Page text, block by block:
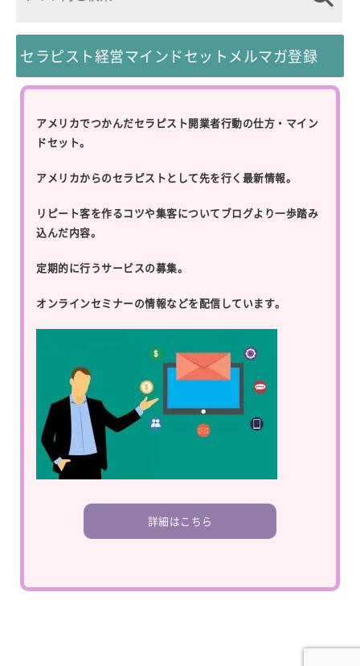
セラピスト経営マインドセットメルマガ登録
アメリカでつかんだセラピスト開業者行動の仕方・マイン
ドセット。
アメリカからのセラピストとして先を行く最新情報。
リピート客を作るコツや集客についてブログより一歩踏み
込んだ内容。
定期的に行うサービスの募集。
オンラインセミナーの情報などを配信しています。
詳細はこちら